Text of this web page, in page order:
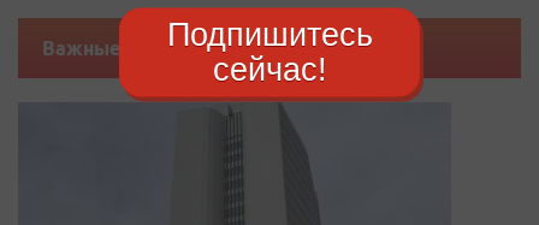
Важные новостиПодпишитесь
сейчас!